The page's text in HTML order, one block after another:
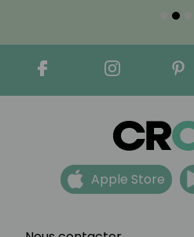
Apple Store